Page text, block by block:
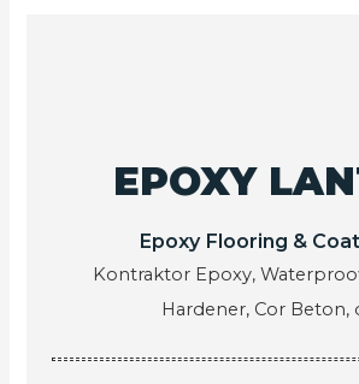
EPOXY
Epoxy Flooring &
Kontraktor Epoxy,
Hardener, Cor Beton,